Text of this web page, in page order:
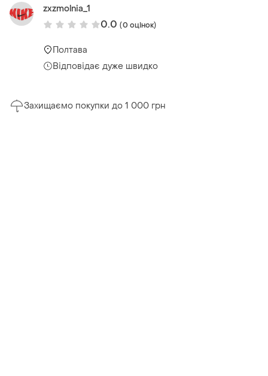
zxzmolnia_1
0.0 (0 оцінок)
Полтава
Відповідає дуже швидко
Захищаємо покупки до 1 000 грн